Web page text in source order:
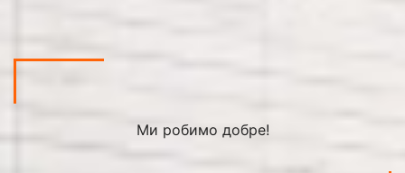
Ми робимо добре!